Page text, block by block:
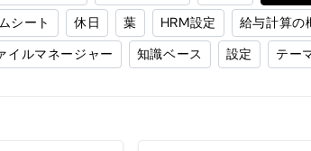
シート 休日 葉 HRM設定 給与計算の
イルマネージャー 知識ベース 設定 テー